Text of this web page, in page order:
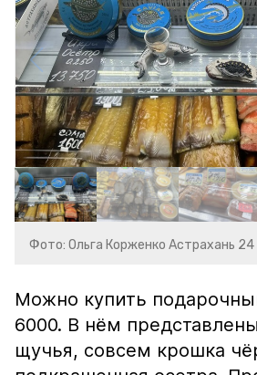
Фото: Ольга Корженко Астрахань 24
Можно купить
6000. В нём
щучья, совсем крошка